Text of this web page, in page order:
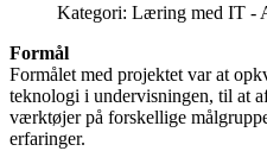
Kategori: Læring med IT -
Formål
Formålet med projektet var at
teknologi i undervisningen, til at
værktøjer på forskellige
erfaringer.